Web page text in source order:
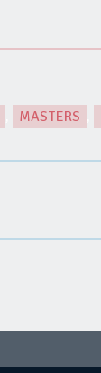
MASTERS